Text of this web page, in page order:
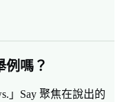
例嗎？
」Say 聚焦在說出的